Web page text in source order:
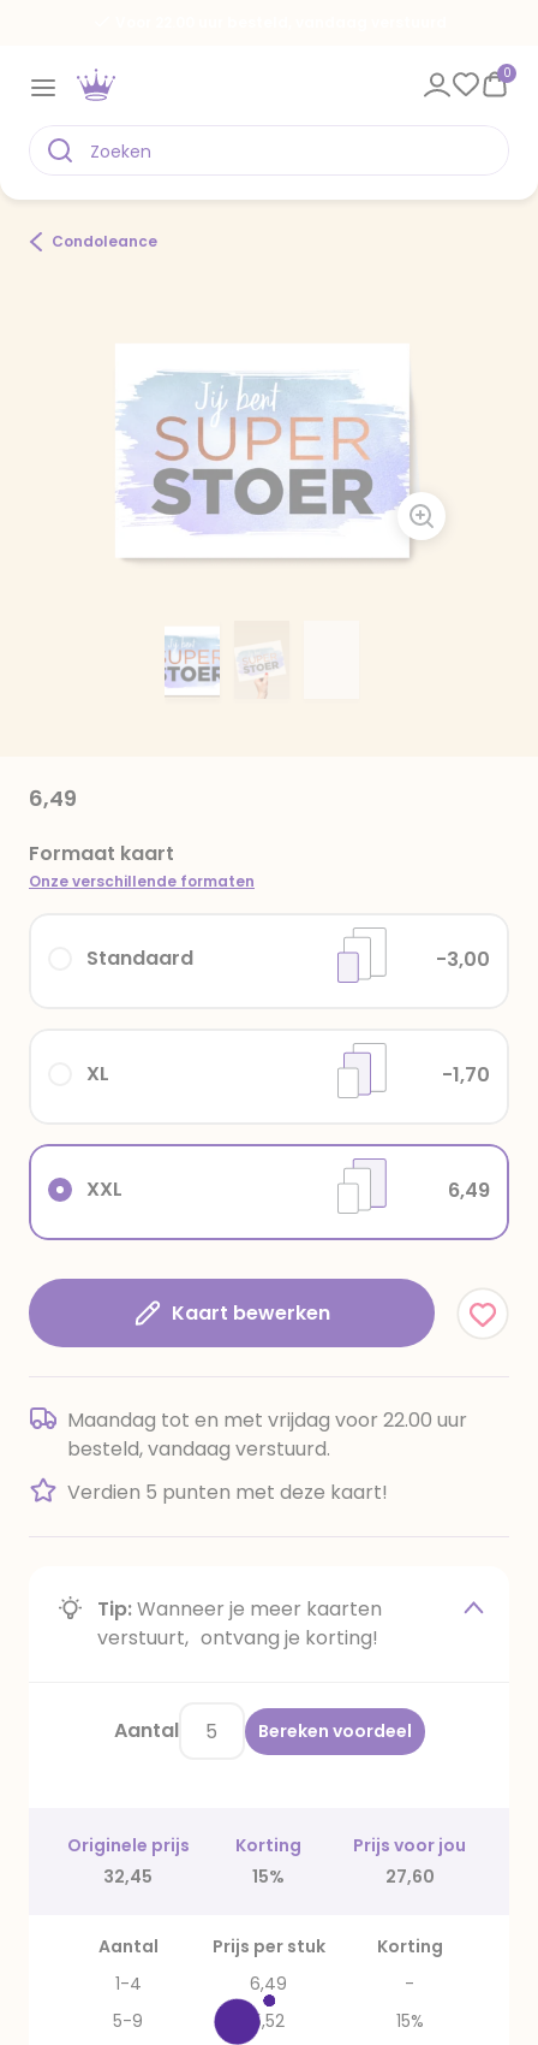
0
Condoleance
6,49
Formaat kaart
Onze verschillende formaten
XXL 6,49
XL -1,70
Standaard -3,00
Kaart bewerken
Maandag tot en met vrijdag voor 22.00 uur
besteld, vandaag verstuurd.
Verdien 5 punten met deze kaart!
Tip:Wanneer je meer kaarten
verstuurt, ontvang je korting!
Aantal Bereken voordeel
Originele prijs Korting
Prijs voor jou
32,45
15% 27,60
Aantal Prijs per stuk
Korting
1-4
6,49
-
5-9
5,52
15%